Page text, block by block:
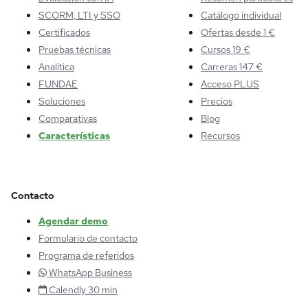
SCORM, LTI y SSO
Certificados
Pruebas técnicas
Analítica
FUNDAE
Soluciones
Comparativas
Características
Catálogo individual
Ofertas desde 1 €
Cursos 19 €
Carreras 147 €
Acceso PLUS
Precios
Blog
Recursos
Contacto
Agendar demo
Formulario de contacto
Programa de referidos
WhatsApp Business
Calendly 30 min